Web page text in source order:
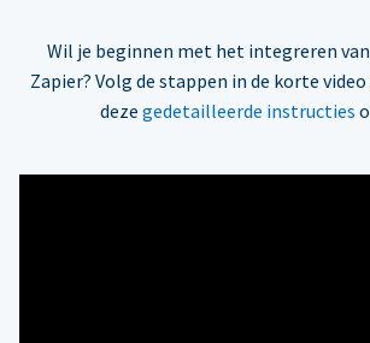
Wil je beginnen met het integreren
Zapier? Volg de stappen in de korte
deze gedetailleerde instructies